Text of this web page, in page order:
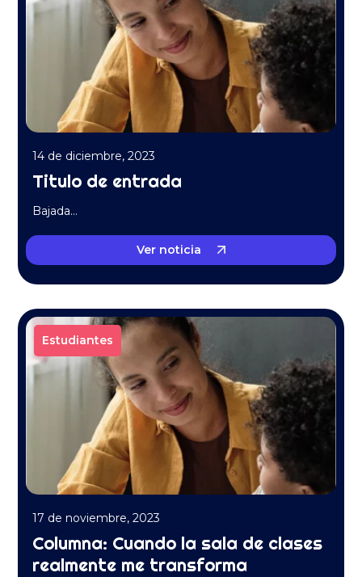
14 de diciembre, 2023
Titulo de entrada
Bajada…
Ver noticia
Estudiantes
17 de noviembre, 2023
Columna: Cuando la sala de clases
realmente me transforma